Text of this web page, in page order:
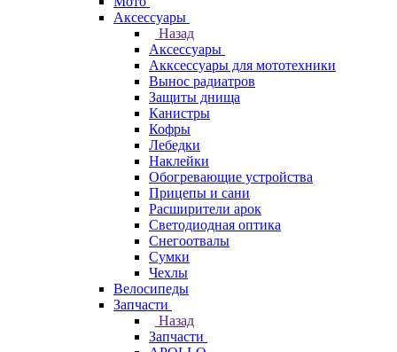
Аксессуары
Назад
Аксессуары
Акксессуары для мототехники
Вынос радиатров
Защиты днища
Канистры
Кофры
Лебедки
Наклейки
Обогревающие устройства
Прицепы и сани
Расширители арок
Светодиодная оптика
Снегоотвалы
Сумки
Чехлы
Велосипеды
Запчасти
Назад
Запчасти